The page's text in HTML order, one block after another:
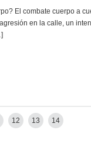
El combate cuerpo a
en la calle, un
12 13 14